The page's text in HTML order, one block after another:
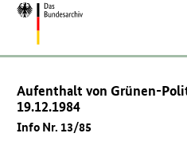
Zur
Aufenthalt von Grünen-
19.12.1984
Info Nr. 13/85